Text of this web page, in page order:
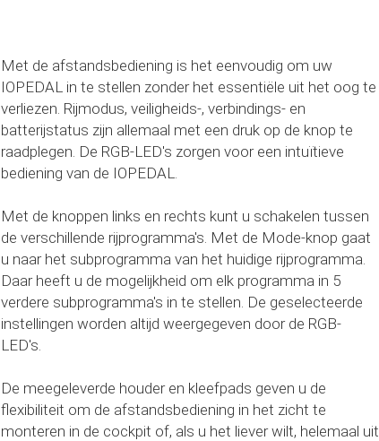
Met de afstandsbediening is het eenvoudig om uw
IOPEDAL in te stellen zonder het essentiële uit het oog te
verliezen. Rijmodus, veiligheids-, verbindings- en
batterijstatus zijn allemaal met een druk op de knop te
raadplegen. De RGB-LED's zorgen voor een intuïtieve
bediening van de IOPEDAL.
Met de knoppen links en rechts kunt u schakelen tussen
de verschillende rijprogramma's. Met de Mode-knop gaat
u naar het subprogramma van het huidige rijprogramma.
Daar heeft u de mogelijkheid om elk programma in 5
verdere subprogramma's in te stellen. De geselecteerde
instellingen worden altijd weergegeven door de RGB-
LED's.
De meegeleverde houder en kleefpads geven u de
flexibiliteit om de afstandsbediening in het zicht te
monteren in de cockpit of, als u het liever wilt, helemaal uit